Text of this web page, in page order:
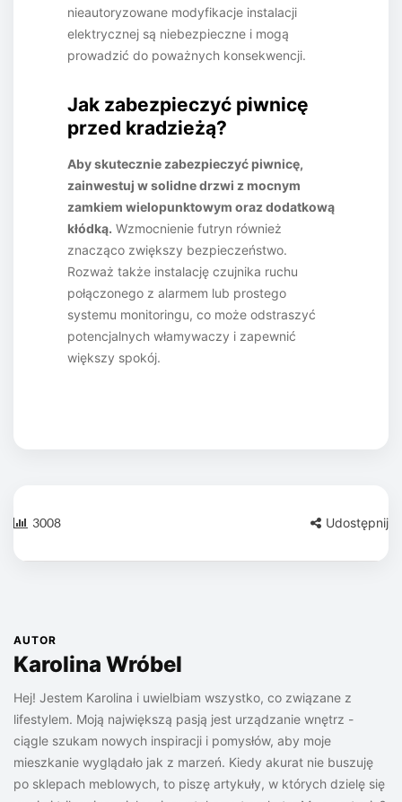
nieautoryzowane modyfikacje instalacji
elektrycznej są niebezpieczne i mogą
prowadzić do poważnych konsekwencji.
Jak zabezpieczyć piwnicę
przed kradzieżą?
Aby skutecznie zabezpieczyć piwnicę,
zainwestuj w solidne drzwi z mocnym
zamkiem wielopunktowym oraz dodatkową
kłódką. Wzmocnienie futryn również
znacząco zwiększy bezpieczeństwo.
Rozważ także instalację czujnika ruchu
połączonego z alarmem lub prostego
systemu monitoringu, co może odstraszyć
potencjalnych włamywaczy i zapewnić
większy spokój.
3008 Udostępnij
AUTOR
Karolina Wróbel
Hej! Jestem Karolina i uwielbiam wszystko, co związane z
lifestylem. Moją największą pasją jest urządzanie wnętrz -
ciągle szukam nowych inspiracji i pomysłów, aby moje
mieszkanie wyglądało jak z marzeń. Kiedy akurat nie buszuję
po sklepach meblowych, to piszę artykuły, w których dzielę się